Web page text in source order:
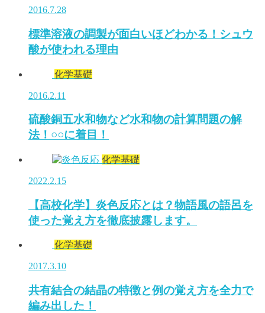
2016.7.28
標準溶液の調製が面白いほどわかる！シュウ
酸が使われる理由
化学基礎
2016.2.11
硫酸銅五水和物など水和物の計算問題の解
法！○○に着目！
化学基礎
2022.2.15
【高校化学】炎色反応とは？物語風の語呂を
使った覚え方を徹底披露します。
化学基礎
2017.3.10
共有結合の結晶の特徴と例の覚え方を全力で
編み出した！